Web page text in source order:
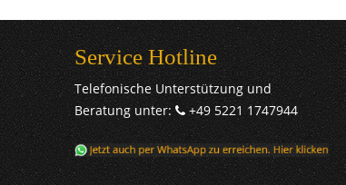
Service Hotline
Telefonische Unterstützung und
Beratung unter:
+49 5221 1747944